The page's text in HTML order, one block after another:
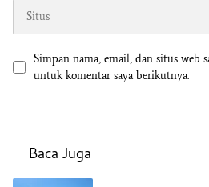
Simpan nama, email, dan situs web
untuk komentar saya berikutnya.
Baca Juga